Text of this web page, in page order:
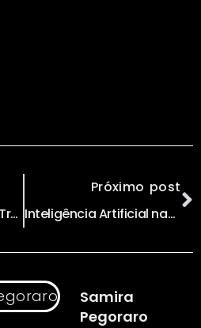
Teslasuit Desenvolve Traje Inteligente do Filme ‘Jogador Nº 1’
Próximo post
Inteligência Artificial nas Escolas: Experimento de Educação na China
Samira
Pegoraro